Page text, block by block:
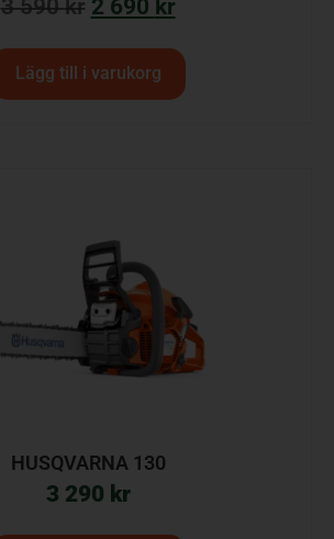
3 590kr 2 690 kr
Lägg till i varukorg
HUSQVARNA 130
3 290 kr